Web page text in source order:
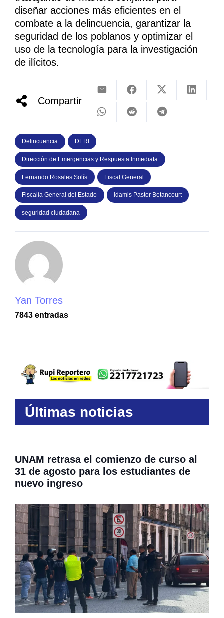
diseñar acciones más eficientes en el
combate a la delincuencia, garantizar la
seguridad de los poblanos y optimizar el
uso de la tecnología para la investigación
de ilícitos.
Compartir
Delincuencia DERI
Dirección de Emergencias y Respuesta Inmediata
Fernando Rosales Solís Fiscal General
Fiscalía General del Estado Idamis Pastor Betancourt
seguridad ciudadana
Yan Torres
7843 entradas
Últimas noticias
UNAM retrasa el comienzo de curso al
31 de agosto para los estudiantes de
nuevo ingreso